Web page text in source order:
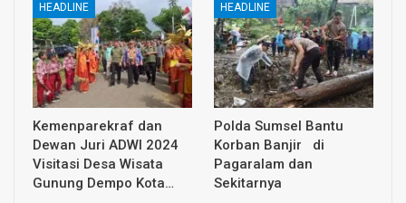
HEADLINE
Kemenparekraf dan
Dewan Juri ADWI 2024
Visitasi Desa Wisata
Gunung Dempo Kota…
HEADLINE
Polda Sumsel Bantu
Korban Banjir di
Pagaralam dan
Sekitarnya